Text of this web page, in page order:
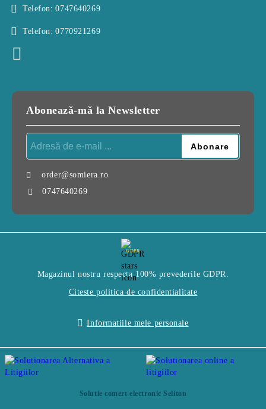
Telefon: 0747640269
Telefon: 0770921269
Abonează-mă la Newsletter
order@somiera.ro
0747640269
GDPR
Magazinul nostru respecta 100% prevederile GDPR.
Citeste politica de confidentialitate
Informatiile mele personale
Solutie comert electronic Seliton